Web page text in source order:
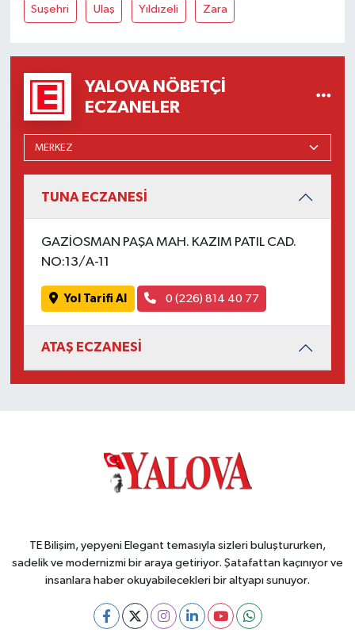
Suşehri Ulaş Yıldızeli Zara
YALOVA NÖBETÇI
ECZANELER
TUNA ECZANESİ
GAZİOSMAN PAŞA MAH. KAZIM PATIL CAD.
NO:13/A-11
Yol Tarifi Al 0 (226) 814 40 77
ATAŞ ECZANESİ
TE Bilişim, yepyeni Elegant temasıyla sizleri buluştururken,
sadelik ve modernizmi bir araya getiriyor. Şatafattan kaçınıyor ve
insanlara haber okuyabilecekleri bir altyapı sunuyor.